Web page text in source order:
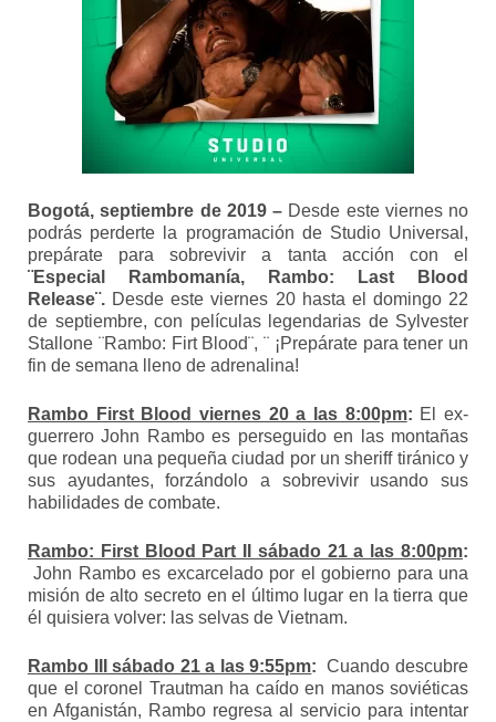
Bogotá, septiembre de 2019 – Desde este viernes no
podrás perderte la programación de Studio Universal,
prepárate para sobrevivir a tanta acción con el
¨Especial Rambomanía, Rambo: Last Blood
Release¨. Desde este viernes 20 hasta el domingo 22
de septiembre, con películas legendarias de Sylvester
Stallone ¨Rambo: Firt Blood¨, ¨ ¡Prepárate para tener un
fin de semana lleno de adrenalina!
Rambo First Blood viernes 20 a las 8:00pm: El ex-
guerrero John Rambo es perseguido en las montañas
que rodean una pequeña ciudad por un sheriff tiránico y
sus ayudantes, forzándolo a sobrevivir usando sus
habilidades de combate.
Rambo: First Blood Part II sábado 21 a las 8:00pm:
John Rambo es excarcelado por el gobierno para una
misión de alto secreto en el último lugar en la tierra que
él quisiera volver: las selvas de Vietnam.
Rambo III sábado 21 a las 9:55pm: Cuando descubre
que el coronel Trautman ha caído en manos soviéticas
en Afganistán, Rambo regresa al servicio para intentar